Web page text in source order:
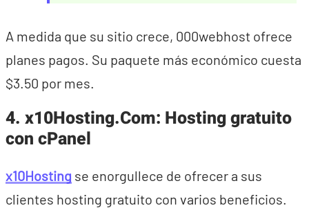
A medida que su sitio crece, 000webhost ofrece
planes pagos. Su paquete más económico cuesta
$3.50 por mes.
4. x10Hosting.Com: Hosting gratuito
con cPanel
x10Hosting se enorgullece de ofrecer a sus
clientes hosting gratuito con varios beneficios.